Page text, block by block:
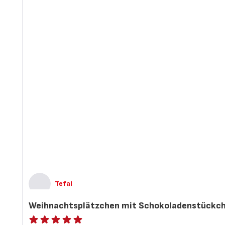
Tefal
Weihnachtsplätzchen mit